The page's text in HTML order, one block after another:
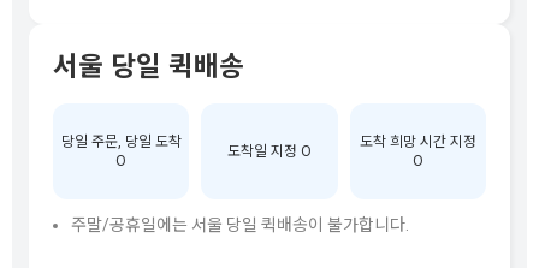
서울 당일 퀵배송
당일 주문, 당일 도착
O
도착일 지정 O
도착 희망 시간 지정
O
주말/공휴일에는 서울 당일 퀵배송이 불가합니다.